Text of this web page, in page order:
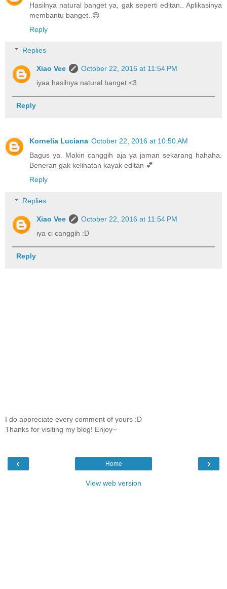
Hasilnya natural banget ya, gak seperti editan.. Aplikasinya
membantu banget..😍
Reply
Replies
Xiao Vee
October 22, 2016 at 11:54 PM
iyaa hasilnya natural banget <3
Reply
Kornelia Luciana October 22, 2016 at 10:50 AM
Bagus ya. Makin canggih aja ya jaman sekarang hahaha.
Beneran gak kelihatan kayak editan 💕
Reply
Replies
Xiao Vee
October 22, 2016 at 11:54 PM
iya ci canggih :D
Reply
I do appreciate every comment of yours :D
Thanks for visiting my blog! Enjoy~
‹ ›
Home
View web version